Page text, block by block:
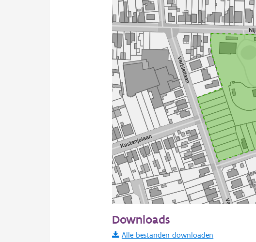
Informatie Vlaanderen
Downloads
Alle bestanden downloaden